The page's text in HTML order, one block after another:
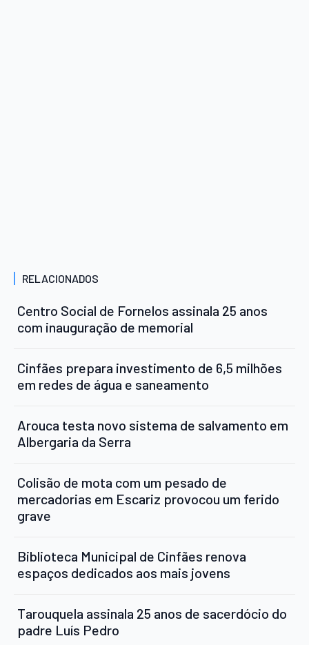
RELACIONADOS
Centro Social de Fornelos assinala 25 anos
com inauguração de memorial
Cinfães prepara investimento de 6,5 milhões
em redes de água e saneamento
Arouca testa novo sistema de salvamento em
Albergaria da Serra
Colisão de mota com um pesado de
mercadorias em Escariz provocou um ferido
grave
Biblioteca Municipal de Cinfães renova
espaços dedicados aos mais jovens
Tarouquela assinala 25 anos de sacerdócio do
padre Luís Pedro